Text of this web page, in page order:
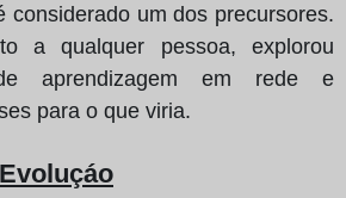
considerado um dos precursores.
a qualquer pessoa, explorou
aprendizagem em rede e
para o que viria.